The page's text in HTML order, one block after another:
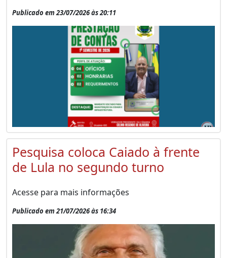
Publicado em 23/07/2026 às 20:11
Pesquisa coloca Caiado à frente
de Lula no segundo turno
Acesse para mais informações
Publicado em 21/07/2026 às 16:34